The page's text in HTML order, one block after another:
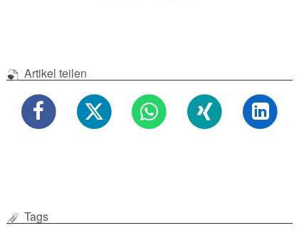
Artikel teilen
Tags